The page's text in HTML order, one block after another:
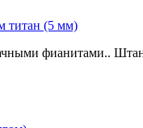
титан (5 мм)
фианитами..